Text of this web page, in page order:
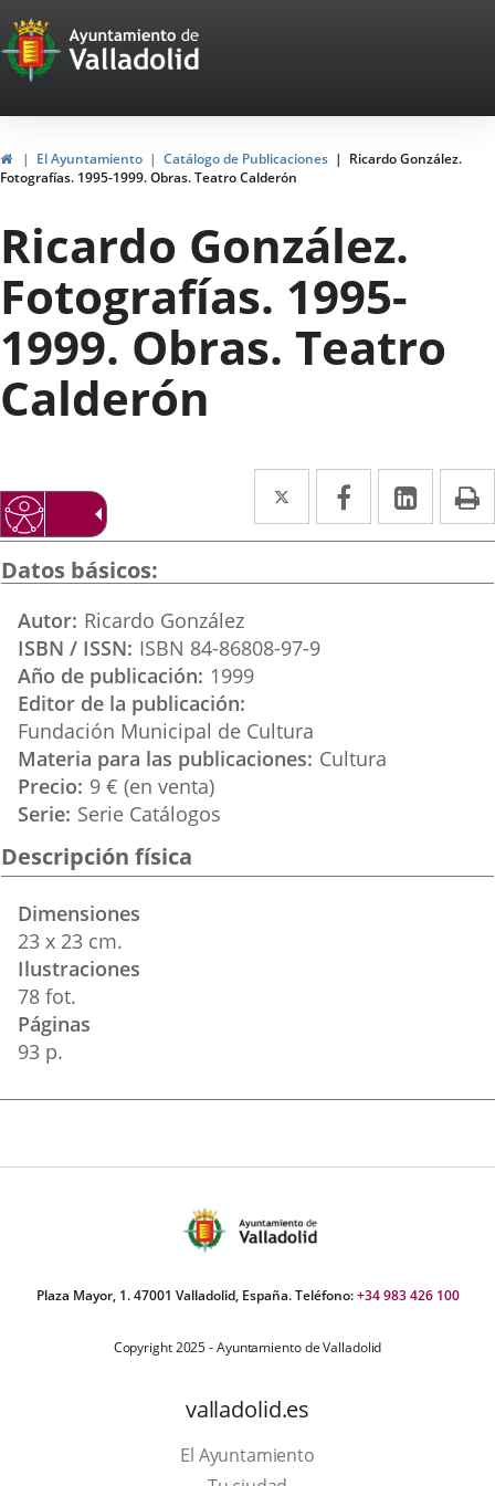
Portal
Web
del
Ayuntamiento
de
Valladolid
HomeEl Ayuntamiento Catálogo de Publicaciones
Ricardo González.
Fotografías. 1995-1999. Obras. Teatro Calderón
Ricardo González.
Fotografías. 1995-
1999. Obras. Teatro
Calderón
Twitter
Enlace
a
externa.
Facebook
Enlace
a
Enlace
a
Datos básicos
Autor Ricardo González
ISBN / ISSN ISBN 84-86808-97-9
Año de publicación 1999
Editor de la publicación
Fundación Municipal de Cultura
Materia para las publicaciones Cultura
Precio 9 € (en venta)
Serie Serie Catálogos
Descripción física
Dimensiones
23 x 23 cm.
Ilustraciones
78 fot.
Páginas
93 p.
Plaza Mayor, 1. 47001 Valladolid, España. Teléfono:+34 983 426 100
Copyright 2025 - Ayuntamiento de Valladolid
valladolid.es
El Ayuntamiento